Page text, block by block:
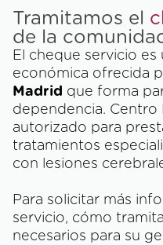
Tramitamos el
de la
El cheque servicio es
económica ofrecida
Madrid que forma
dependencia. Centro
autorizado para
tratamientos
con lesiones
Para solicitar más
servicio, cómo
necesarios para su